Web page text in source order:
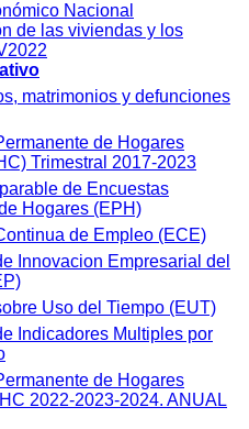
Nacional
de las viviendas y los
matrimonios y defunciones
de Hogares
Trimestral 2017-2023
de Encuestas
Hogares (EPH)
de Empleo (ECE)
Innovacion Empresarial del
Uso del Tiempo (EUT)
Indicadores Multiples por
de Hogares
2022-2023-2024. ANUAL